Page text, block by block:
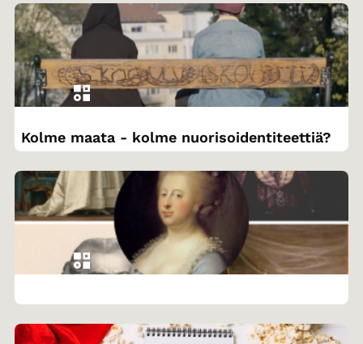
Kolme maata - kolme nuorisoidentiteettiä?